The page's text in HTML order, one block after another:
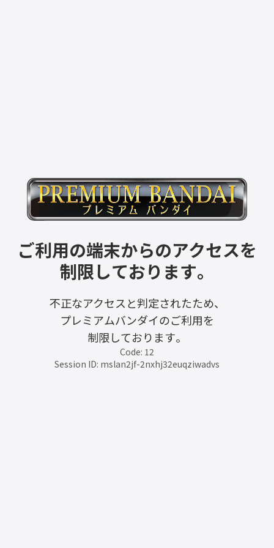
ご利用の端末からのアクセスを
制限しております。
不正なアクセスと判定されたため、
プレミアムバンダイのご利用を
制限しております。
Code: 12
Session ID: mslan2jf-2nxhj32euqziwadvs